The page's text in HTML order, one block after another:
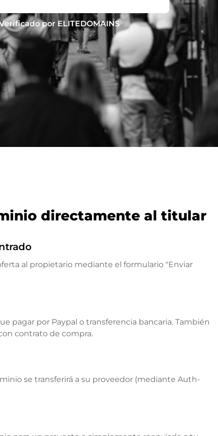
por ELITEDOMAINS
directamente al titular
al propietario mediante el formulario "Enviar
pagar por Paypal o transferencia bancaria. También
contrato de compra.
se transferirá a su proveedor (mediante Auth-